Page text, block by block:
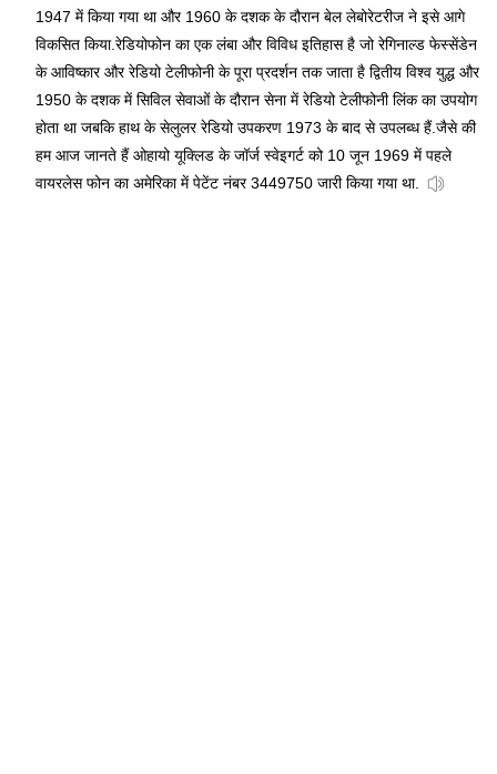
1947 में किया गया था और 1960 के दशक के दौरान बेल लेबोरेटरीज ने इसे आगे
विकसित किया.रेडियोफोन का एक लंबा और विविध इतिहास है जो रेगिनाल्ड फेस्सेंडेन
के आविष्कार और रेडियो टेलीफोनी के पूरा प्रदर्शन तक जाता है द्वितीय विश्व युद्ध और
1950 के दशक में सिविल सेवाओं के दौरान सेना में रेडियो टेलीफोनी लिंक का उपयोग
होता था जबकि हाथ के सेलुलर रेडियो उपकरण 1973 के बाद से उपलब्ध हैं.जैसे की
हम आज जानते हैं ओहायो यूक्लिड के जॉर्ज स्वेइगर्ट को 10 जून 1969 में पहले
वायरलेस फोन का अमेरिका में पेटेंट नंबर 3449750 जारी किया गया था.